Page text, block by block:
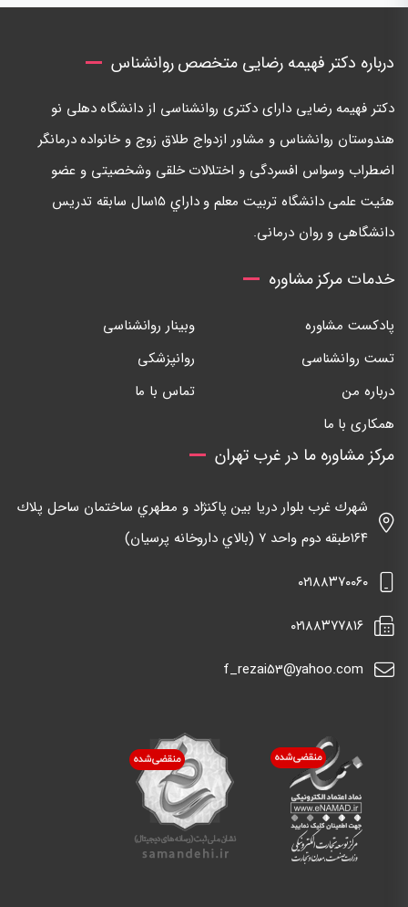
درباره دکتر فهیمه رضایی متخصص روانشناس
دكتر فهيمه رضايی دارای دكتری روانشناسی از دانشگاه دهلی نو
هندوستان روانشناس و مشاور ازدواج طلاق زوج و خانواده درمانگر
اضطراب وسواس افسردگی و اختلالات خلقی وشخصيتی و عضو
هئيت علمی دانشگاه تربيت معلم و داراي ١٥سال سابقه تدريس
دانشگاهی و روان درمانی.
خدمات مرکز مشاوره
پادکست مشاوره
وبینار روانشناسی
تست روانشناسی
روانپزشکی
درباره من
تماس با ما
همکاری با ما
مرکز مشاوره ما در غرب تهران
شهرك غرب بلوار دريا بين پاكنژاد و مطهري ساختمان ساحل پلاك
١٦٤طبقه دوم واحد ٧ (بالاي داروخانه پرسيان)
٠٢١٨٨٣٧٠٠٦٠
٠٢١٨٨٣٧٧٨١٦
f_rezai53@yahoo.com